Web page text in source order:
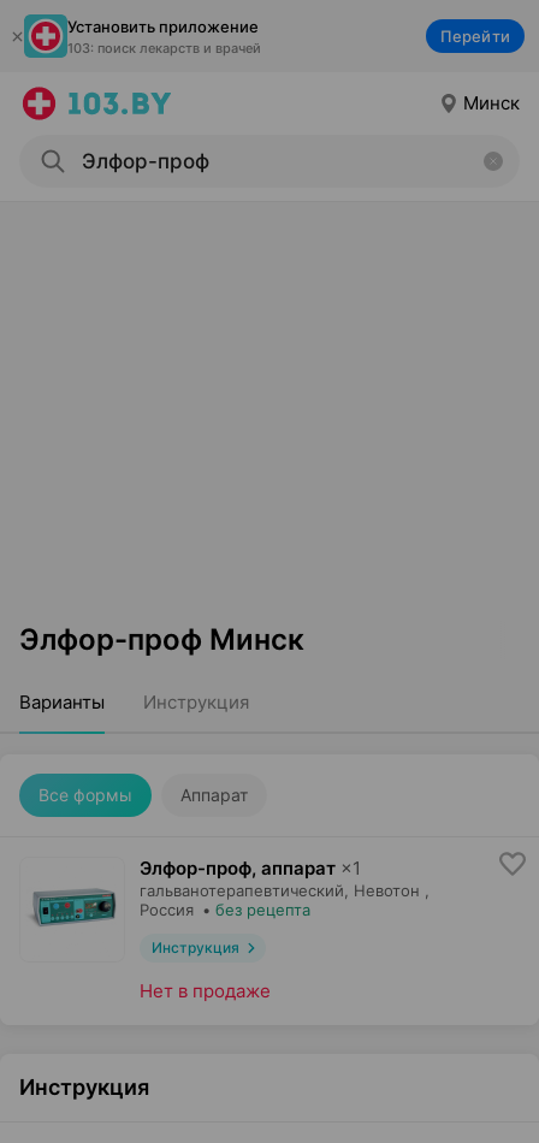
Установить приложение
103: поиск лекарств и врачей
Перейти
Минск
Элфор-проф Минск
Варианты Инструкция
Все формы Аппарат
Элфор-проф, аппарат ×1
гальванотерапевтический, Невотон
Россия • без рецепта
Инструкция
Нет в продаже
Инструкция